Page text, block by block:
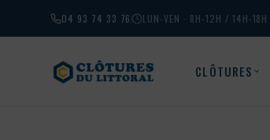
04 93 74 33 76 LUN-VEN · 8H-12H / 14H-18H
CLÔTURES